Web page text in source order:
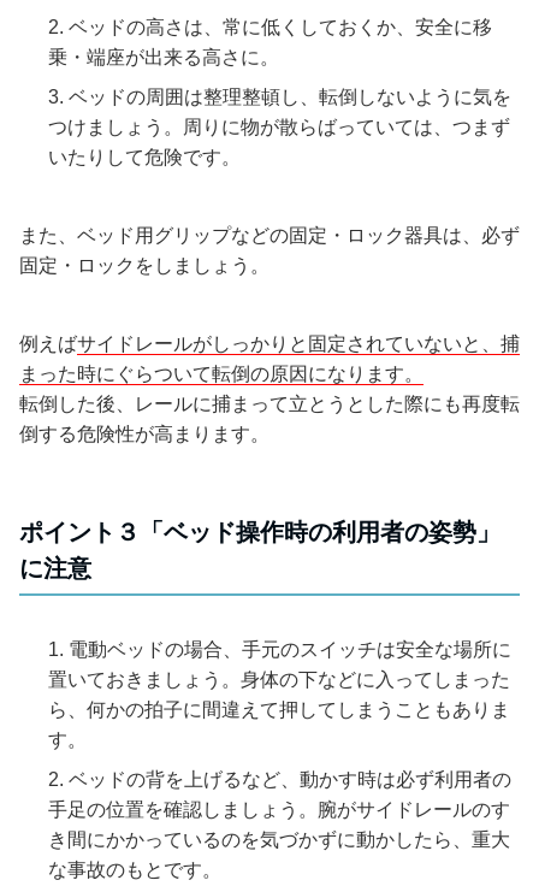
ベッドの高さは、常に低くしておくか、安全に移
乗・端座が出来る高さに。
ベッドの周囲は整理整頓し、転倒しないように気を
つけましょう。周りに物が散らばっていては、つまず
いたりして危険です。
また、ベッド用グリップなどの固定・ロック器具は、必ず
固定・ロックをしましょう。
例えばサイドレールがしっかりと固定されていないと、捕
まった時にぐらついて転倒の原因になります。
転倒した後、レールに捕まって立とうとした際にも再度転
倒する危険性が高まります。
ポイント３「ベッド操作時の利用者の姿勢」
に注意
電動ベッドの場合、手元のスイッチは安全な場所に
置いておきましょう。身体の下などに入ってしまった
ら、何かの拍子に間違えて押してしまうこともありま
す。
ベッドの背を上げるなど、動かす時は必ず利用者の
手足の位置を確認しましょう。腕がサイドレールのす
き間にかかっているのを気づかずに動かしたら、重大
な事故のもとです。